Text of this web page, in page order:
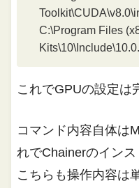
C:\Program Files
これでGPUの設定は
コマンド内容自体は
れでChainerのインス
こちらも操作内容は